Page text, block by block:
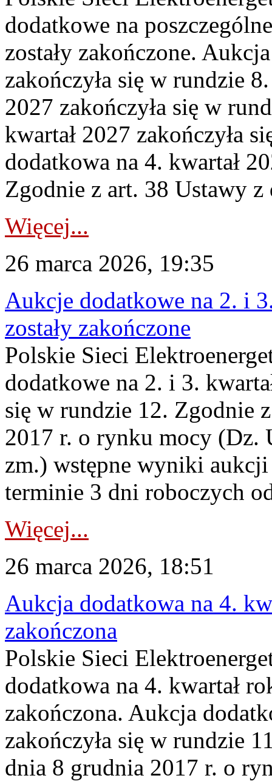
dodatkowe na
zostały zakończone.
zakończyła się w rundzie
2027 zakończyła się w
kwartał 2027 zakończyła
dodatkowa na 4. kwartał
Zgodnie z art. 38 Ustawy
Więcej...
26 marca 2026, 19:35
Aukcje dodatkowe na 2. i
zostały zakończone
Polskie Sieci
dodatkowe na 2. i 3.
się w rundzie 12. Zgodnie
2017 r. o rynku mocy (Dz.
zm.) wstępne wyniki
terminie 3 dni roboczych
Więcej...
26 marca 2026, 18:51
Aukcja dodatkowa na 4.
zakończona
Polskie Sieci
dodatkowa na 4. kwartał
zakończona. Aukcja
zakończyła się w rundzie
dnia 8 grudnia 2017 r. o